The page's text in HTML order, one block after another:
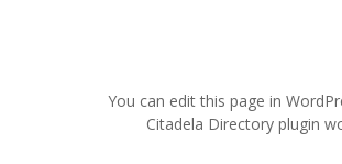
You can edit this page in
Citadela Directory plugin